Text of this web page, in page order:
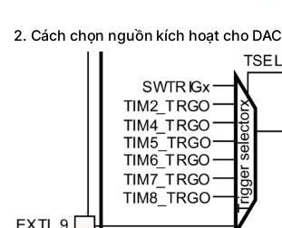
2. Cách chọn nguồn kích hoạt cho DAC